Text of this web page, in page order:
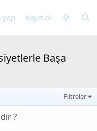
yap Kayıt ol
Başa
Filtreler
?